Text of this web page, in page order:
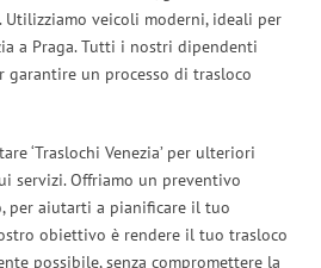
veicoli moderni, ideali per
a Praga. Tutti i nostri dipendenti
garantire un processo di trasloco
‘Traslochi Venezia’ per ulteriori
servizi. Offriamo un preventivo
per aiutarti a pianificare il tuo
obiettivo è rendere il tuo trasloco
possibile, senza compromettere la